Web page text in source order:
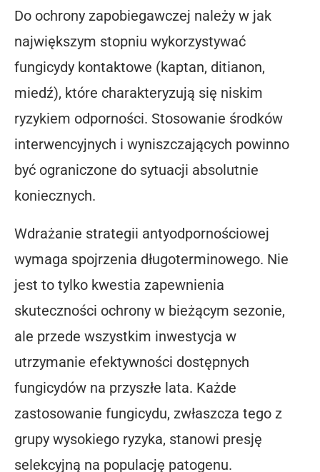
Do ochrony zapobiegawczej należy w jak
największym stopniu wykorzystywać
fungicydy kontaktowe (kaptan, ditianon,
miedź), które charakteryzują się niskim
ryzykiem odporności. Stosowanie środków
interwencyjnych i wyniszczających powinno
być ograniczone do sytuacji absolutnie
koniecznych.
Wdrażanie strategii antyodpornościowej
wymaga spojrzenia długoterminowego. Nie
jest to tylko kwestia zapewnienia
skuteczności ochrony w bieżącym sezonie,
ale przede wszystkim inwestycja w
utrzymanie efektywności dostępnych
fungicydów na przyszłe lata. Każde
zastosowanie fungicydu, zwłaszcza tego z
grupy wysokiego ryzyka, stanowi presję
selekcyjną na populację patogenu.